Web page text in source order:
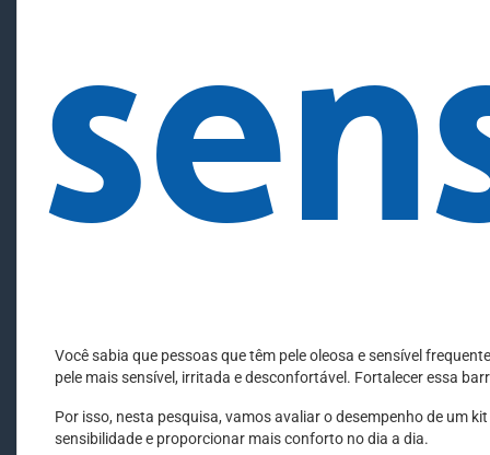
Você sabia que pessoas que têm pele oleosa e sensível
pele mais sensível, irritada e desconfortável. Fortalecer essa
Por isso, nesta pesquisa, vamos avaliar o desempenho de um
sensibilidade e proporcionar mais conforto no dia a dia.